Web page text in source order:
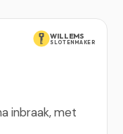
WILLEMS
SLOTENMAKER
inbraak, met